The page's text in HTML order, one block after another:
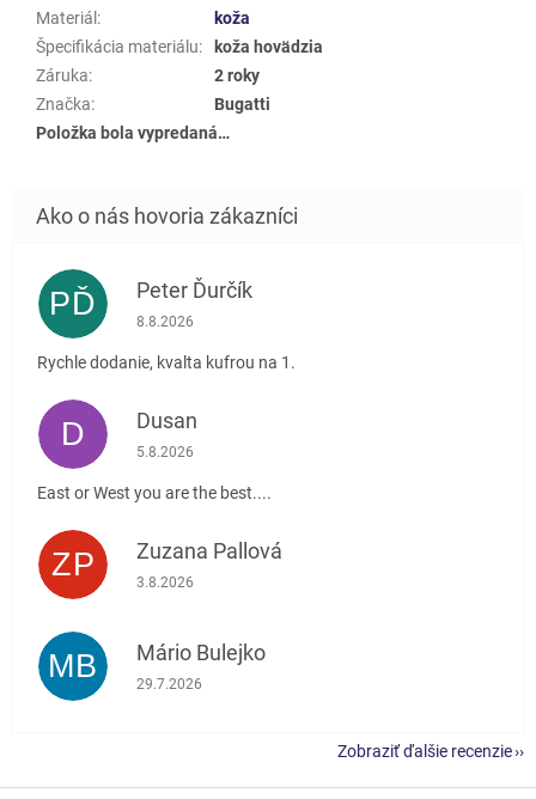
Materiál :
koža
Špecifikácia materiálu:
koža hovädzia
Záruka:
2 roky
Značka:
Bugatti
Položka bola vypredaná…
PĎ Peter Ďurčík
Hodnotenie obchodu je 5 z 5 hviezdičiek.
8.8.2026
Rychle dodanie, kvalta kufrou na 1.
D Dusan
Hodnotenie obchodu je 5 z 5 hviezdičiek.
5.8.2026
East or West you are the best....
ZP Zuzana Pallová
Hodnotenie obchodu je 5 z 5 hviezdičiek.
3.8.2026
MB Mário Bulejko
Hodnotenie obchodu je 5 z 5 hviezdičiek.
29.7.2026
Zobraziť ďalšie recenzie